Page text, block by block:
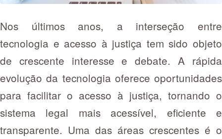
Nos últimos anos, a interseção entre
tecnologia e acesso à justiça tem sido objeto
de crescente interesse e debate. A rápida
evolução da tecnologia oferece oportunidades
para facilitar o acesso à justiça, tornando o
sistema legal mais acessível, eficiente e
transparente. Uma das áreas crescentes é o